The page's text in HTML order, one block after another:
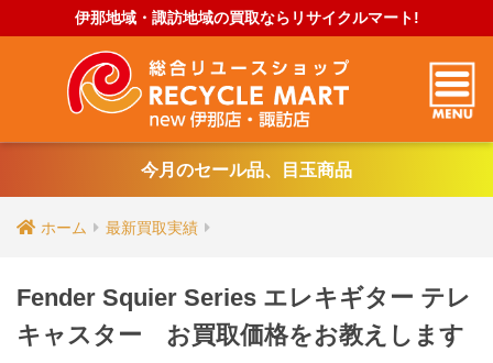
伊那地域・諏訪地域の買取ならリサイクルマート!
今月のセール品、目玉商品
ホーム 最新買取実績
Fender Squier Series エレキギター テレ
キャスター お買取価格をお教えします